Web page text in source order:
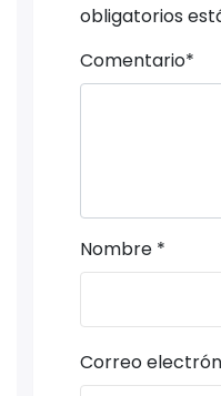
obligatorios
Comentario*
Nombre *
Correo